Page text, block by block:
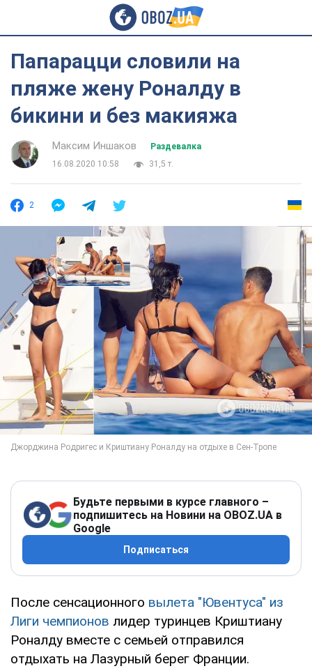
Папарацци словили на
пляже жену Роналду в
бикини и без макияжа
Максим Иншаков
Раздевалка
16.08.2020 10:58
31,5 т.
2
Будьте первыми в курсе главного –
подпишитесь на Новини на OBOZ.UA в
Google
Подписаться
После сенсационного вылета "Ювентуса" из
Лиги чемпионов лидер туринцев Криштиану
Роналду вместе с семьей отправился
отдыхать на Лазурный берег Франции.